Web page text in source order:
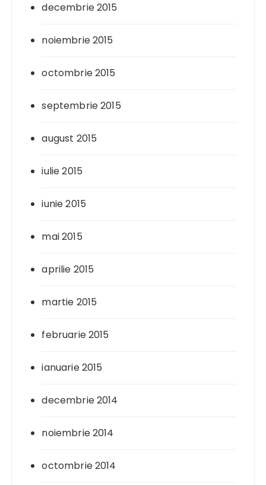
decembrie 2015
noiembrie 2015
octombrie 2015
septembrie 2015
august 2015
iulie 2015
iunie 2015
mai 2015
aprilie 2015
martie 2015
februarie 2015
ianuarie 2015
decembrie 2014
noiembrie 2014
octombrie 2014